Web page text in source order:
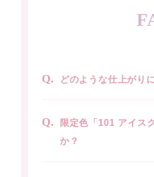
どのような仕上がり
限定色「101 アイス
か？